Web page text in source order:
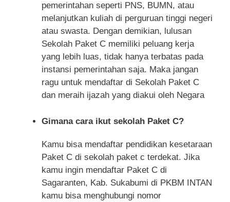
pemerintahan seperti PNS, BUMN, atau
melanjutkan kuliah di perguruan tinggi negeri
atau swasta. Dengan demikian, lulusan
Sekolah Paket C memiliki peluang kerja
yang lebih luas, tidak hanya terbatas pada
instansi pemerintahan saja. Maka jangan
ragu untuk mendaftar di Sekolah Paket C
dan meraih ijazah yang diakui oleh Negara
Gimana cara ikut sekolah Paket C?
Kamu bisa mendaftar pendidikan kesetaraan
Paket C di sekolah paket c terdekat. Jika
kamu ingin mendaftar Paket C di
Sagaranten, Kab. Sukabumi di PKBM INTAN
kamu bisa menghubungi nomor